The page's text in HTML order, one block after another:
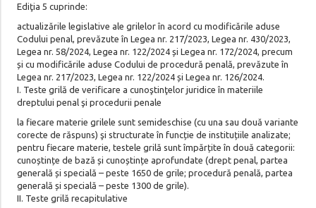
Ediţia 5 cuprinde:
actualizările legislative ale grilelor în acord cu modificările aduse
Codului penal, prevăzute în Legea nr. 217/2023, Legea nr. 430/2023,
Legea nr. 58/2024, Legea nr. 122/2024 și Legea nr. 172/2024, precum
și cu modificările aduse Codului de procedură penală, prevăzute în
Legea nr. 217/2023, Legea nr. 122/2024 și Legea nr. 126/2024.
I. Teste grilă de verificare a cunoştinţelor juridice în materiile
dreptului penal şi procedurii penale
la fiecare materie grilele sunt semideschise (cu una sau două variante
corecte de răspuns) şi structurate în funcție de instituțiile analizate;
pentru fiecare materie, testele grilă sunt împărțite în două categorii:
cunoștințe de bază și cunoștințe aprofundate (drept penal, partea
generală și specială – peste 1650 de grile; procedură penală, partea
generală și specială – peste 1300 de grile).
II. Teste grilă recapitulative